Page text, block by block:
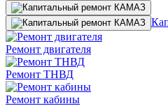
Ремонт двигателя
Ремонт ТНВД
Ремонт кабины